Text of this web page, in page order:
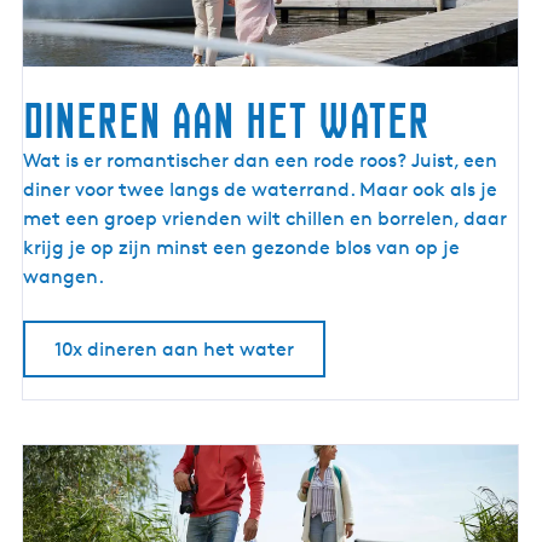
e
r
dineren aan het water
d
i
n
e
r
h
e
t
w
Wat is er romantischer dan een rode roos? Juist, een
diner voor twee langs de waterrand. Maar ook als je
met een groep vrienden wilt chillen en borrelen, daar
krijg je op zijn minst een gezonde blos van op je
wangen.
10x dineren aan het water